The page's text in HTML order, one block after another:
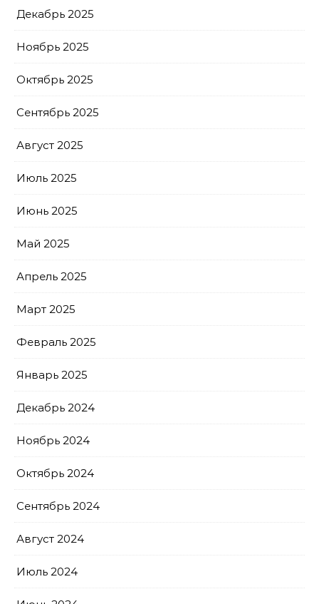
Декабрь 2025
Ноябрь 2025
Октябрь 2025
Сентябрь 2025
Август 2025
Июль 2025
Июнь 2025
Май 2025
Апрель 2025
Март 2025
Февраль 2025
Январь 2025
Декабрь 2024
Ноябрь 2024
Октябрь 2024
Сентябрь 2024
Август 2024
Июль 2024